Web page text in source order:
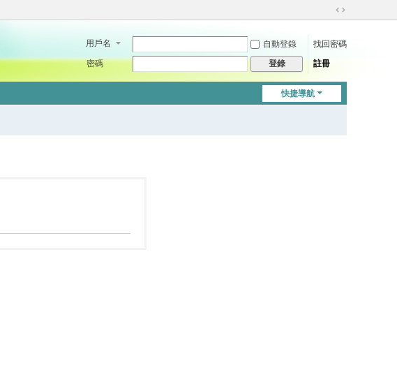
切
到
用戶名 自動登錄
找回密碼
密碼
登錄 註冊
快捷導航